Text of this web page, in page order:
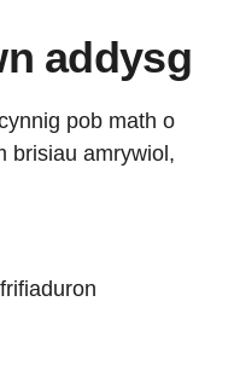
addysg
pob math o
brisiau amrywiol,